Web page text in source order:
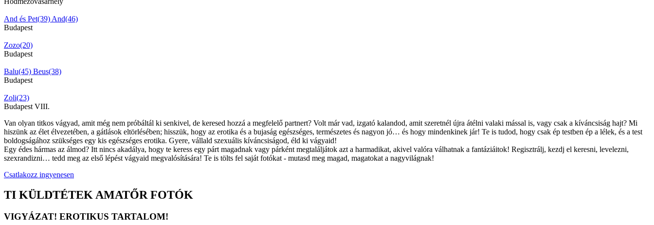
And és Pet(39) And(46)
Budapest
Zozo(20)
Budapest
Balu(45) Beus(38)
Budapest
Zoli(23)
Budapest VIII.
Van olyan titkos vágyad, amit még nem próbáltál ki senkivel, de keresed hozzá a megfelelő partnert? Volt már vad, izgató kalandod, amit szeretnél újra átélni valaki mással is, vagy csak a kíváncsiság hajt? Mi
hiszünk az élet élvezetében, a gátlások eltörlésében; hisszük, hogy az erotika és a bujaság egészséges, természetes és nagyon jó… és hogy mindenkinek jár! Te is tudod, hogy csak ép testben ép a lélek, és a test
boldogságához szükséges egy kis egészséges erotika. Gyere, vállald szexuális kíváncsiságod, éld ki vágyaid!
Egy édes hármas az álmod? Itt nincs akadálya, hogy te keress egy párt magadnak vagy párként megtaláljátok azt a harmadikat, akivel valóra válhatnak a fantáziáitok! Regisztrálj, kezdj el keresni, levelezni,
szexrandizni… tedd meg az első lépést vágyaid megvalósítására! Te is tölts fel saját fotókat - mutasd meg magad, magatokat a nagyvilágnak!
Csatlakozz ingyenesen
TI KÜLDTÉTEK AMATŐR FOTÓK
VIGYÁZAT! EROTIKUS TARTALOM!